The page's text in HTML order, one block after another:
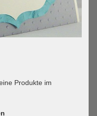
Produkte im